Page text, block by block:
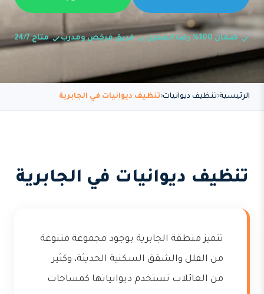
ضمان 100% رضا العميل فريق مرخص ومدرب متاح 24/7
الرئيسية تنظيف ديوانيات تنظيف ديوانيات في الجابرية
تنظيف ديوانيات في الجابرية
تتميز منطقة الجابرية بوجود مجموعة متنوعة
من الفلل والشقق السكنية الحديثة، وكثير
من العائلات تستخدم ديوانياتها كمساحات